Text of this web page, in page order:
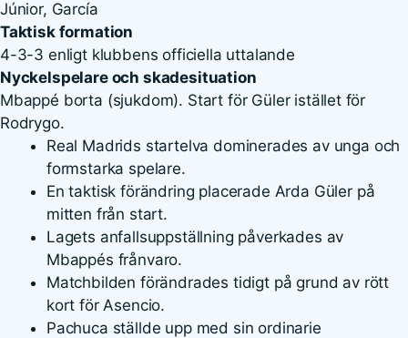
Júnior, García
Taktisk formation
4-3-3 enligt klubbens officiella uttalande
Nyckelspelare och skadesituation
Mbappé borta (sjukdom). Start för Güler istället för
Rodrygo.
Real Madrids startelva dominerades av unga och
formstarka spelare.
En taktisk förändring placerade Arda Güler på
mitten från start.
Lagets anfallsuppställning påverkades av
Mbappés frånvaro.
Matchbilden förändrades tidigt på grund av rött
kort för Asencio.
Pachuca ställde upp med sin ordinarie